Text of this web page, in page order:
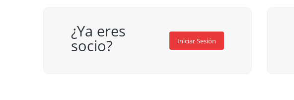
¿Ya eres
socio? Iniciar Sesión